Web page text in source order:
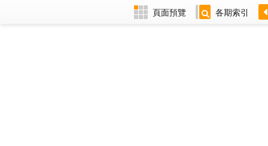
頁面預覽 各期索引